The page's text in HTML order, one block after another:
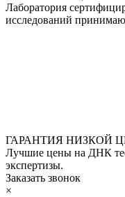
Лаборатория
исследований
ГАРАНТИЯ НИЗКОЙ
Лучшие цены на ДНК
экспертизы.
Заказать звонок
×